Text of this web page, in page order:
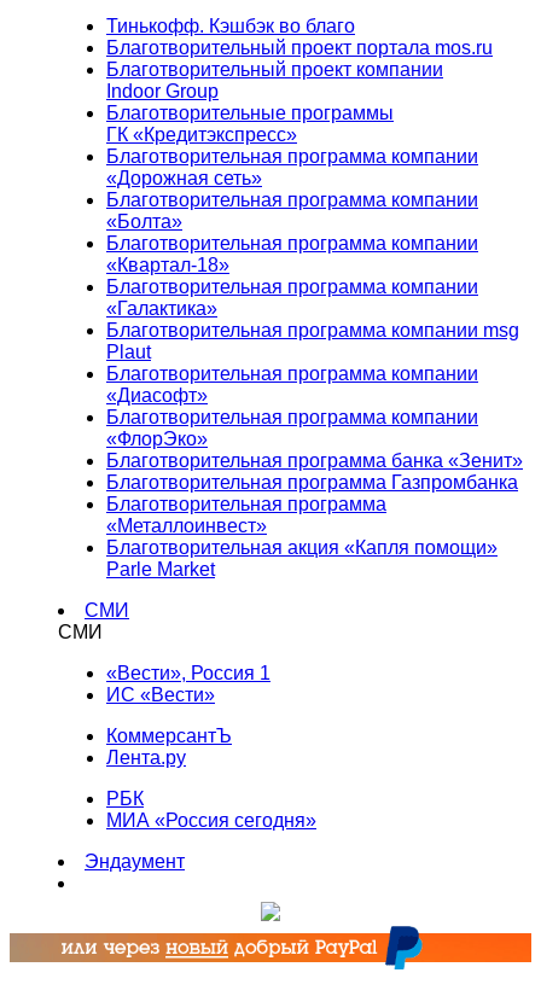
Тинькофф. Кэшбэк во благо
Благотворительный проект портала mos.ru
Благотворительный проект компании
Indoor Group
Благотворительные программы
ГК «Кредитэкспресс»
Благотворительная программа компании
«Дорожная сеть»
Благотворительная программа компании
«Болта»
Благотворительная программа компании
«Квартал-18»
Благотворительная программа компании
«Галактика»
Благотворительная программа компании msg
Plaut
Благотворительная программа компании
«Диасофт»
Благотворительная программа компании
«ФлорЭко»
Благотворительная программа банка «Зенит»
Благотворительная программа Газпромбанка
Благотворительная программа
«Металлоинвест»
Благотворительная акция «Капля помощи»
Parle Market
СМИ
СМИ
«Вести», Россия 1
ИС «Вести»
КоммерсантЪ
Лента.ру
РБК
МИА «Россия сегодня»
Эндаумент